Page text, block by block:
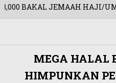
HAJI/UMRAH MENERUSI
MEGA HALAL
HIMPUNKAN